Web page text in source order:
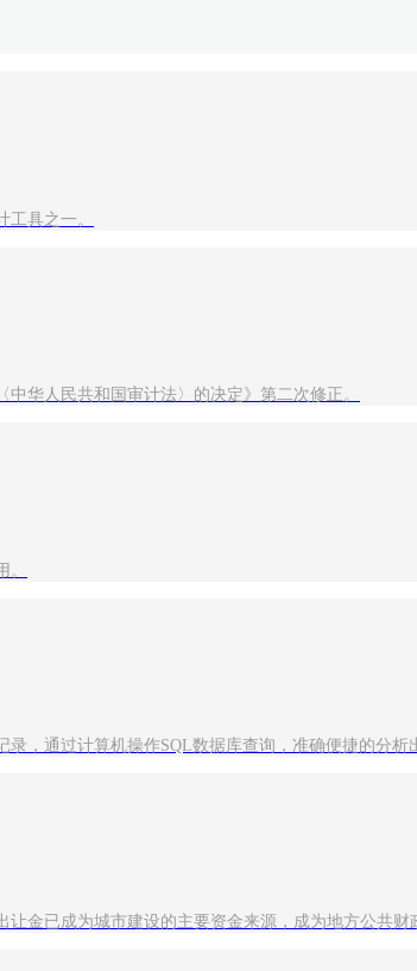
具之一。
华人民共和国审计法〉的决定》第二次修正。
，通过计算机操作SQL数据库查询，准确便捷的分析
金已成为城市建设的主要资金来源，成为地方公共财